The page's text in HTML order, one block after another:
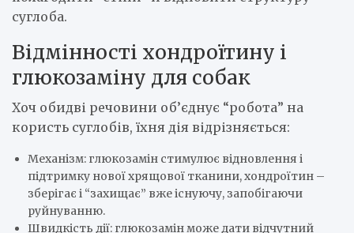
суглоба.
Відмінності хондроїтину і
глюкозаміну для собак
Хоч обидві речовини об’єднує “робота” на
користь суглобів, їхня дія відрізняється:
Механізм: глюкозамін стимулює відновлення і
підтримку нової хрящової тканини, хондроїтин –
зберігає і “захищає” вже існуючу, запобігаючи
руйнуванню.
Швидкість дії: глюкозамін може дати відчутний